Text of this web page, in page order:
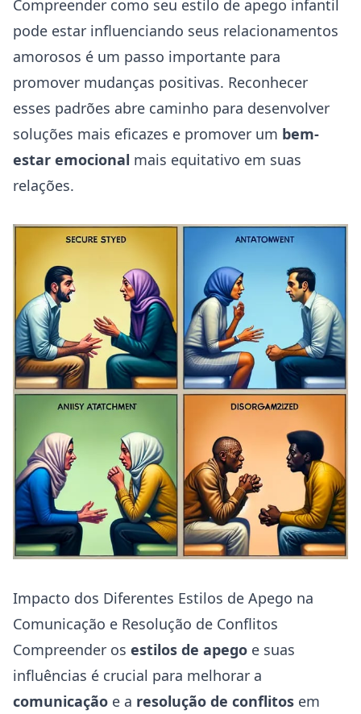
Compreender como seu estilo de apego infantil
pode estar influenciando seus relacionamentos
amorosos é um passo importante para
promover mudanças positivas. Reconhecer
esses padrões abre caminho para desenvolver
soluções mais eficazes e promover um bem-
estar emocional mais equitativo em suas
relações.
Impacto dos Diferentes Estilos de Apego na
Comunicação e Resolução de Conflitos
Compreender os estilos de apego e suas
influências é crucial para melhorar a
comunicação e a resolução de conflitos em